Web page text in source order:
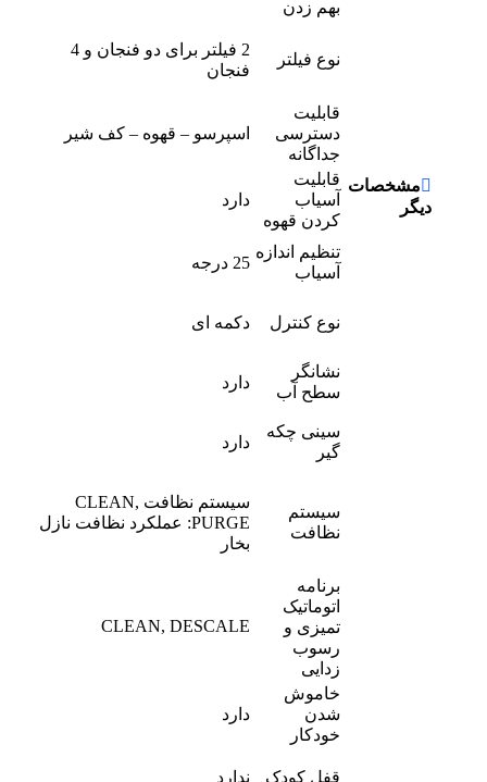
مشخصات
دیگر
بهم زدن
نوع فیلتر
2 فیلتر برای دو فنجان و 4
فنجان
قابلیت
دسترسی
جداگانه
اسپرسو – قهوه – کف شیر
قابلیت
آسیاب
کردن قهوه
دارد
تنظیم اندازه
آسیاب
25 درجه
نوع کنترل دکمه ای
نشانگر
سطح آب
دارد
سینی چکه
گیر
دارد
سیستم
نظافت
سیستم نظافت CLEAN,
PURGE: عملکرد نظافت نازل
بخار
برنامه
اتوماتیک
تمیزی و
رسوب
زدایی
CLEAN, DESCALE
خاموش
شدن
خودکار
دارد
قفل کودک ندارد